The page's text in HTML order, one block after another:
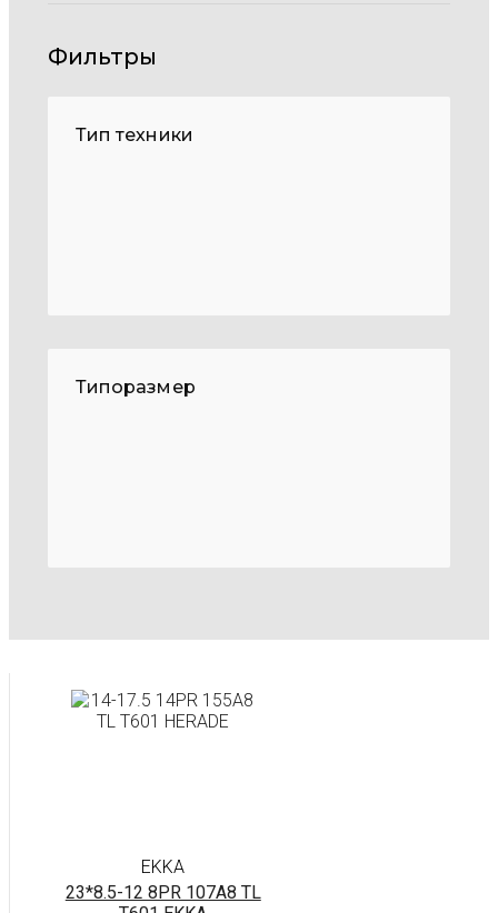
Фильтры
Тип техники
Типоразмер
EKKA
23*8.5-12 8PR 107A8 TL